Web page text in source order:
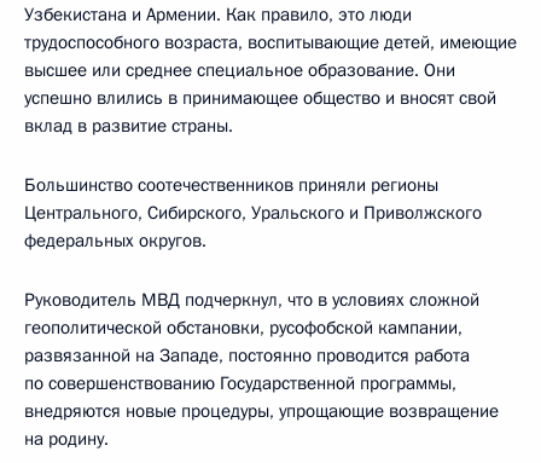
Узбекистана и Армении. Как правило, это люди
трудоспособного возраста, воспитывающие детей, имеющие
высшее или среднее специальное образование. Они
успешно влились в принимающее общество и вносят свой
вклад в развитие страны.
Большинство соотечественников приняли регионы
Центрального, Сибирского, Уральского и Приволжского
федеральных округов.
Руководитель МВД подчеркнул, что в условиях сложной
геополитической обстановки, русофобской кампании,
развязанной на Западе, постоянно проводится работа
по совершенствованию Государственной программы,
внедряются новые процедуры, упрощающие возвращение
на родину.